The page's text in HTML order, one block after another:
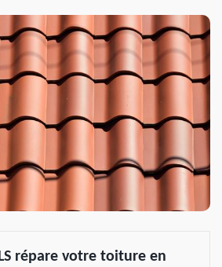
répare votre toiture en